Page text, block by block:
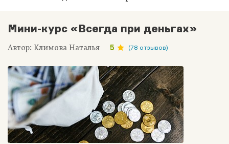
Мини-курс «Всегда при деньгах»
Автор: Климова Наталья 5 (78 отзывов)